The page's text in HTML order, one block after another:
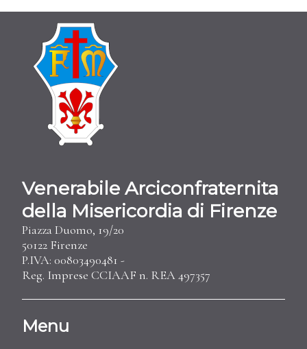
Venerabile Arciconfraternita
della Misericordia di Firenze
Piazza Duomo, 19/20
50122 Firenze
P.IVA: 00803490481 -
Reg. Imprese CCIAAF n. REA 497357
Menu